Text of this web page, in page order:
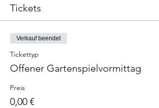
die Spielgeräte sicher nutzen. Der Betreiber
(Blütezeit gGmbH) übernimmt keine
Aufsichtspflicht für Kinder auf dem
Spielplatz. Eltern haften für ihre Kinder.
Tickets
Verkauf beendet
Tickettyp
Offener Gartenspielvormittag
Preis
0,00 €